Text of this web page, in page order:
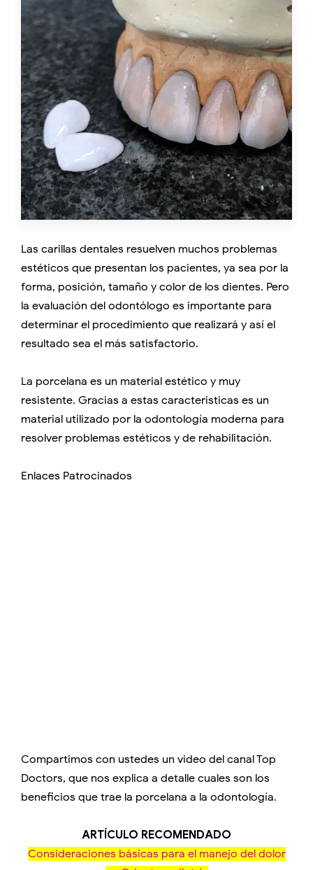
Las carillas dentales resuelven muchos problemas
estéticos que presentan los pacientes, ya sea por la
forma, posición, tamaño y color de los dientes. Pero
la evaluación del odontólogo es importante para
determinar el procedimiento que realizará y así el
resultado sea el más satisfactorio.
La porcelana es un material estético y muy
resistente. Gracias a estas caracteristicas es un
material utilizado por la odontología moderna para
resolver problemas estéticos y de rehabilitación.
Enlaces Patrocinados
Compartimos con ustedes un video del canal Top
Doctors, que nos explica a detalle cuales son los
beneficios que trae la porcelana a la odontología.
ARTÍCULO RECOMENDADO
Consideraciones básicas para el manejo del dolor